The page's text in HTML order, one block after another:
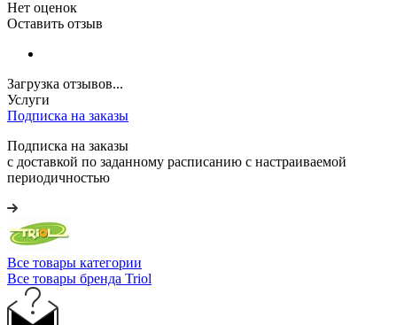
Нет оценок
Оставить отзыв
Загрузка отзывов...
Услуги
Подписка на заказы
Подписка на заказы
с доставкой по заданному расписанию с настраиваемой
периодичностью
Все товары категории
Все товары бренда Triol